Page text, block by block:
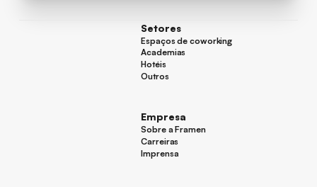
Setores
Espaços de coworking
Espaços de coworking
Academias
Academias
Hotéis
Hotéis
Outros
Empresa
Sobre a Framen
Sobre a Framen
Carreiras
Carreiras
Imprensa